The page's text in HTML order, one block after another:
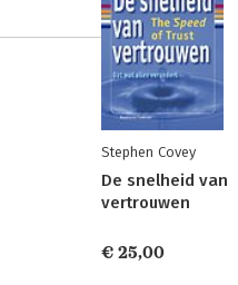
Stephen Covey
De snelheid van
vertrouwen
€ 25,00